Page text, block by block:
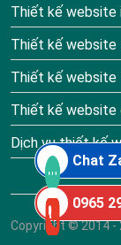
Thiết kế website
Thiết kế website
Thiết kế website
Thiết kế website
Dịch vụ thiết kế
Copyright © 2014 -
Chat
0965